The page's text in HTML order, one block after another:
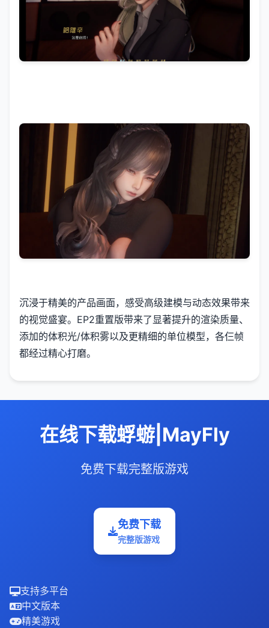
沉浸于精美的产品画面，感受高级建模与动态效果带来
的视觉盛宴。EP2重置版带来了显著提升的渲染质量、
添加的体积光/体积雾以及更精细的单位模型，各仨帧
都经过精心打磨。
在线下载蜉蝣|MayFly
免费下载完整版游戏
免费下载
完整版游戏
支持多平台
中文版本
精美游戏